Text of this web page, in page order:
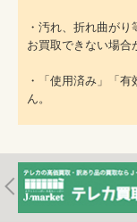
・汚れ、折れ曲が
お買取できない場合
・「使用済み」「
ん。